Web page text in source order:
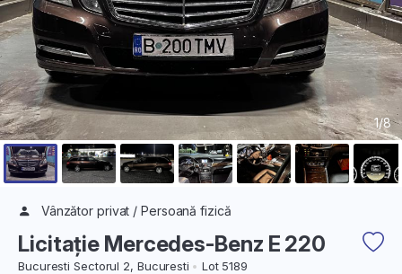
Licitație Mercedes-Benz E 220
Bucuresti Sectorul 2, Bucuresti Lot 5189
1/8
Vânzător privat / Persoană fizică